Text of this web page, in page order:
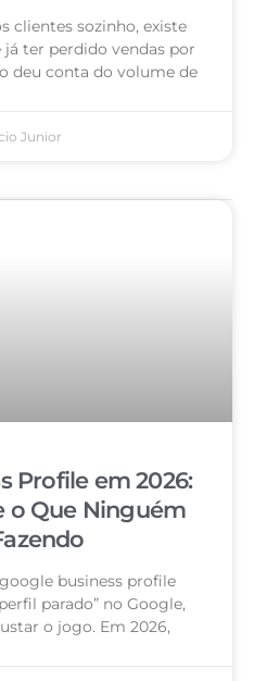
clientes sozinho, existe
ter perdido vendas por
deu conta do volume de
Junior
Profile em 2026:
o Que Ninguém
business profile
parado” no Google,
o jogo. Em 2026,